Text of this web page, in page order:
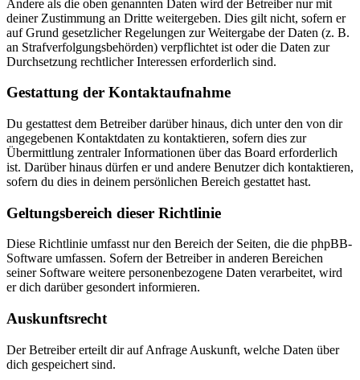
Andere als die oben genannten Daten wird der Betreiber nur mit
deiner Zustimmung an Dritte weitergeben. Dies gilt nicht, sofern er
auf Grund gesetzlicher Regelungen zur Weitergabe der Daten (z. B.
an Strafverfolgungsbehörden) verpflichtet ist oder die Daten zur
Durchsetzung rechtlicher Interessen erforderlich sind.
Gestattung der Kontaktaufnahme
Du gestattest dem Betreiber darüber hinaus, dich unter den von dir
angegebenen Kontaktdaten zu kontaktieren, sofern dies zur
Übermittlung zentraler Informationen über das Board erforderlich
ist. Darüber hinaus dürfen er und andere Benutzer dich kontaktieren,
sofern du dies in deinem persönlichen Bereich gestattet hast.
Geltungsbereich dieser Richtlinie
Diese Richtlinie umfasst nur den Bereich der Seiten, die die phpBB-
Software umfassen. Sofern der Betreiber in anderen Bereichen
seiner Software weitere personenbezogene Daten verarbeitet, wird
er dich darüber gesondert informieren.
Auskunftsrecht
Der Betreiber erteilt dir auf Anfrage Auskunft, welche Daten über
dich gespeichert sind.